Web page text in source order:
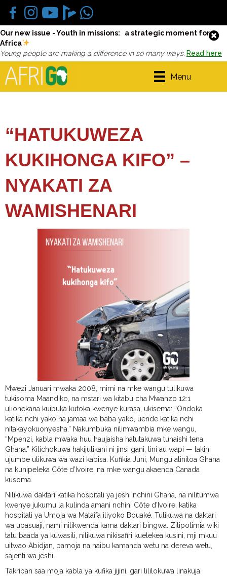
Our new issue - Youth in missions: a strategic moment for
Africa
Young people are making a difference in so many ways. Read here
Menu
“HATUKUWEZA
KUKIHONGA KIFO” –
NYAKATI ZA
WAMISHENARI
Mwezi Januari mwaka 2008, mimi na mke wangu tulikuwa
tukisoma Maandiko, na mstari wa kitabu cha Mwanzo 12:1
ulionekana kuibuka kutoka kwenye kurasa, ukisema: “Ondoka
katika nchi yako na jamaa wa baba yako, uende katika nchi
nitakayokuonyesha.” Nakumbuka nilimwambia mke wangu,
“Mpenzi, kabla mwaka huu haujaisha hatutakuwa tunaishi tena
Ghana.” Kilichokuwa hakijulikani ni jinsi gani, lini au wapi — lakini
ujumbe ulikuwa wa wazi kabisa. Kufikia Juni, Mungu alinitoa Ghana
na kunipeleka Côte d’Ivoire, na mke wangu akaenda Canada
kusoma.
Nilikuwa daktari katika hospitali ya jeshi nchini Ghana, na nilitumwa
kwenye jukumu la kulinda amani nchini Côte d’Ivoire, katika
hospitali ya Umoja wa Mataifa iliyoko Bouaké. Tulikuwa na daktari
wa upasuaji, nami nilikwenda kama daktari bingwa. Zilipotimia wiki
tatu baada ya kuwasili, nilikuwa nikisafiri kuelekea kusini, mji mkuu
uitwao Abidjan, pamoja na naibu kamanda wetu na dereva wetu,
sajenti wa jeshi.
Takriban saa moja kabla ya kufika jijini, gari lililokuwa linakuja